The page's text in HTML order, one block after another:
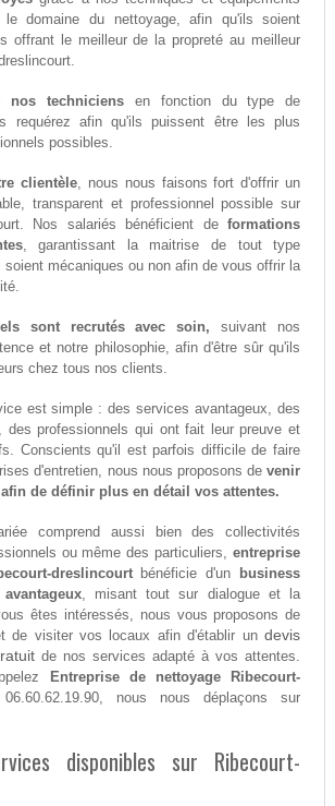
le domaine du nettoyage, afin qu'ils soient
offrant le meilleur de la propreté au meilleur
nos techniciens en fonction du type de
requérez afin qu'ils puissent être les plus
possibles.
clientèle, nous nous faisons fort d'offrir un
transparent et professionnel possible sur
Nos salariés bénéficient deformations
, garantissant la maitrise de tout type
soient mécaniques ou non afin de vous offrir la
sont recrutés avec soin, suivant nos
et notre philosophie, afin d'être sûr qu'ils
chez tous nos clients.
est simple : des services avantageux, des
des professionnels qui ont fait leur preuve et
Conscients qu'il est parfois difficile de faire
d'entretien, nous nous proposons devenir
de définir plus en détail vos attentes.
comprend aussi bien des collectivités
ou même des particuliers,entreprise
dreslincourtbénéficie d'un
business
, misant tout sur dialogue et la
êtes intéressés, nous vous proposons de
de visiter vos locaux afin d'établir undevis
de nos services adapté à vos attentes.
Entreprise de nettoyage Ribecourt-
nous nous déplaçons sur
disponibles sur Ribecourt-